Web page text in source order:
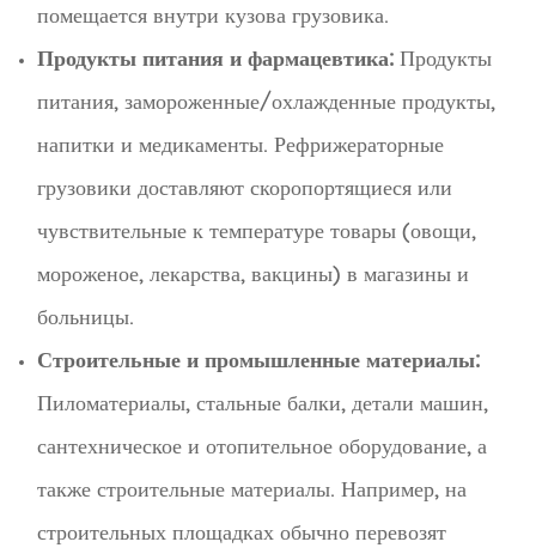
помещается внутри кузова грузовика.
Продукты питания и фармацевтика: Продукты
питания, замороженные/охлажденные продукты,
напитки и медикаменты. Рефрижераторные
грузовики доставляют скоропортящиеся или
чувствительные к температуре товары (овощи,
мороженое, лекарства, вакцины) в магазины и
больницы.
Строительные и промышленные материалы:
Пиломатериалы, стальные балки, детали машин,
сантехническое и отопительное оборудование, а
также строительные материалы. Например, на
строительных площадках обычно перевозят